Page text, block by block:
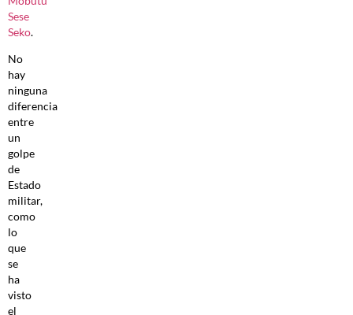
Sese
Seko.
No
hay
ninguna
diferencia
entre
un
golpe
de
Estado
militar,
como
lo
que
se
ha
visto
el